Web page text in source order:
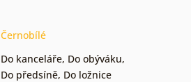
Černobílé
Do kanceláře, Do obýváku,
Do předsíně, Do ložnice